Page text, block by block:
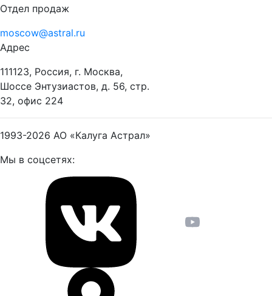
Отдел продаж
moscow@astral.ru
Адрес
111123, Россия, г. Москва,
Шоссе Энтузиастов, д. 56, стр.
32, офис 224
1993-2026 АО «Калуга Астрал»
Мы в соцсетях: